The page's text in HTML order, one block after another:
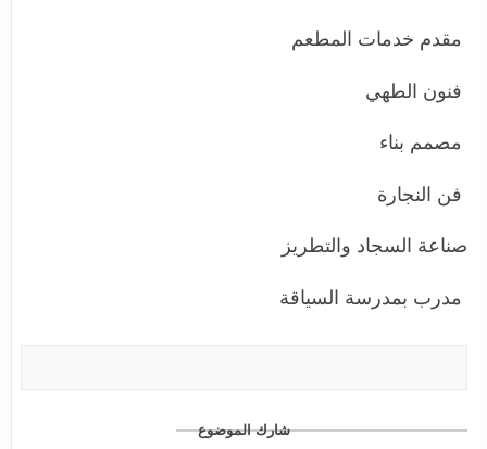
مقدم خدمات المطعم
فنون الطهي
مصمم بناء
فن النجارة
صناعة السجاد والتطريز
مدرب بمدرسة السياقة
شارك الموضوع